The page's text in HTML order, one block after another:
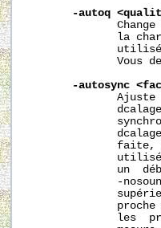
-autoq
Change
la
Vous
-autosync
Ajuste
faite,
un
-
proche
les